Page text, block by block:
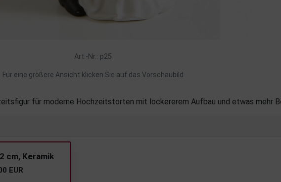
Art.-Nr.: p25
Für eine größere Ansicht klicken Sie auf das Vorschaubild
für moderne Hochzeitstorten mit lockererem Aufbau und etwas mehr
cm, Keramik
EUR